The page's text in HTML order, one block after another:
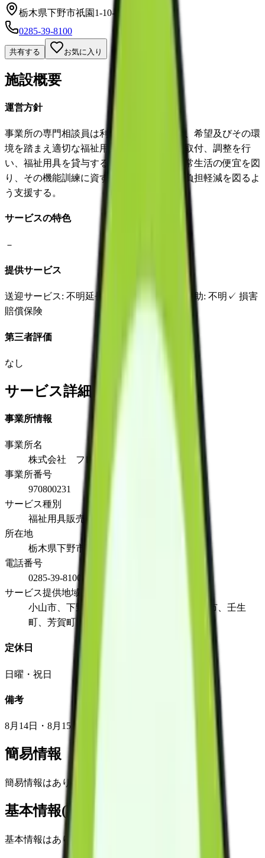
栃木県下野市祇園1-10-3 2階
0285-39-8100
共有する お気に入り
施設概要
運営方針
事業所の専門相談員は利用者の心身の状況、希望及びその環
境を踏まえ適切な福祉用具の選定の援助、取付、調整を行
い、福祉用具を貸与する事で、利用者の日常生活の便宜を図
り、その機能訓練に資すると共に介護者の負担軽減を図るよ
う支援する。
サービスの特色
－
提供サービス
送迎サービス: 不明延長サービス 自宅援助: 不明 ✓ 損害
賠償保険
第三者評価
なし
サービス詳細
事業所情報
事業所名
株式会社 フレンド
事業所番号
970800231
サービス種別
福祉用具販売
所在地
栃木県下野市祇園1-10-3 2階
電話番号
0285-39-8100
サービス提供地域
小山市、下野市、宇都宮市、佐野市、真岡市、壬生
町、芳賀町、結城市、筑西市など
定休日
日曜・祝日
備考
8月14日・8月15日・12月30日～1月3日は休日
簡易情報
簡易情報はありません
基本情報(詳細)
基本情報はありません